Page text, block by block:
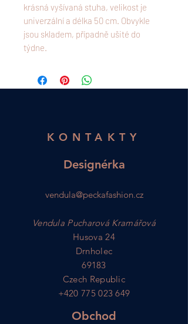
krásná vyšívaná stuha, velikost je
univerzální a délka 50 cm. Obvykle
jsou skladem, případně ušité do
týdne.
KONTAKTY
Designérka
vendula@peckafashion.cz
Vendula Pucharová Kramářová
Husova 24
Drnholec
69183
Czech Republic
+420 775 023 649
Obchod